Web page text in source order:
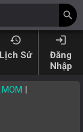
search
history
Lịch Sử
login
Đăng
Nhập
|